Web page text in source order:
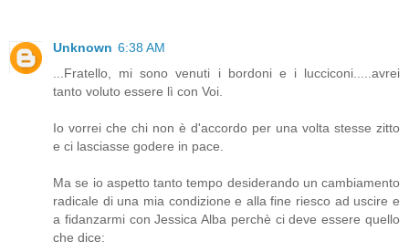
Unknown 6:38 AM
...Fratello, mi sono venuti i bordoni e i lucciconi.....avrei
tanto voluto essere lì con Voi.
Io vorrei che chi non è d'accordo per una volta stesse zitto
e ci lasciasse godere in pace.
Ma se io aspetto tanto tempo desiderando un cambiamento
radicale di una mia condizione e alla fine riesco ad uscire e
a fidanzarmi con Jessica Alba perchè ci deve essere quello
che dice: